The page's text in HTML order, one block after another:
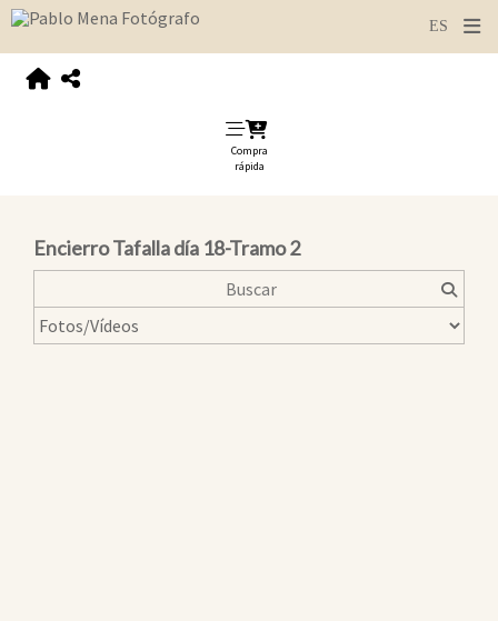
Compra
rápida
Encierro Tafalla día 18-Tramo 2